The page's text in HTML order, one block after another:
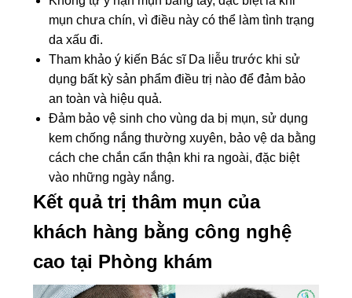
mụn chưa chín, vì điều này có thể làm tình trạng
da xấu đi.
Tham khảo ý kiến Bác sĩ Da liễu trước khi sử
dụng bất kỳ sản phẩm điều trị nào để đảm bảo
an toàn và hiệu quả.
Đảm bảo vệ sinh cho vùng da bị mụn, sử dụng
kem chống nắng thường xuyên, bảo vệ da bằng
cách che chắn cẩn thận khi ra ngoài, đặc biệt
vào những ngày nắng.
Kết quả trị thâm mụn của
khách hàng bằng công nghệ
cao tại Phòng khám